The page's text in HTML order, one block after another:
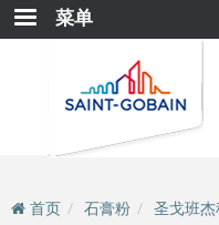
跳
转
菜单
首页 石膏粉 圣戈班